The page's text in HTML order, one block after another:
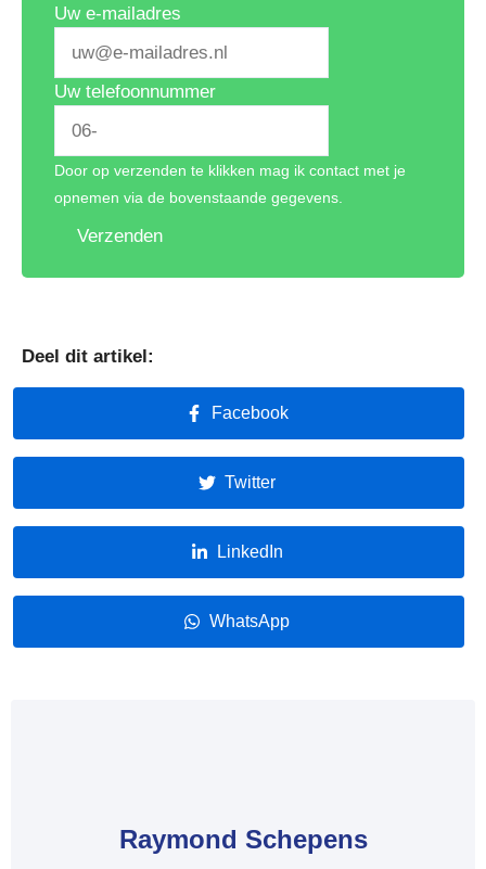
Uw e-mailadres
Uw telefoonnummer
Door op verzenden te klikken mag ik contact met je
opnemen via de bovenstaande gegevens.
Verzenden
Deel dit artikel:
Facebook
Twitter
LinkedIn
WhatsApp
Raymond Schepens